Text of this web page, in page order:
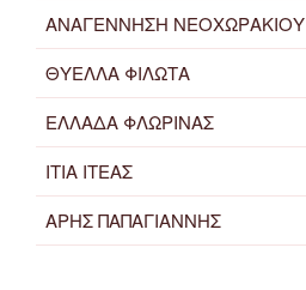
ΑΝΑΓΕΝΝΗΣΗ ΝΕΟΧΩΡΑΚΙΟΥ
ΘΥΕΛΛΑ ΦΙΛΩΤΑ
ΕΛΛΑΔΑ ΦΛΩΡΙΝΑΣ
ΙΤΙΑ ΙΤΕΑΣ
ΑΡΗΣ ΠΑΠΑΓΙΑΝΝΗΣ